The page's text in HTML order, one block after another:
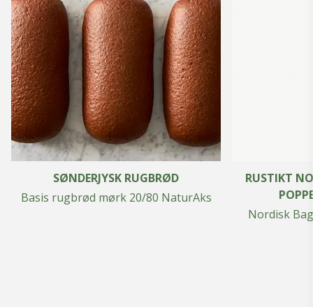
SØNDERJYSK RUGBRØD
Basis rugbrød mørk 20/80 NaturAks
RUSTIKT
Nordisk